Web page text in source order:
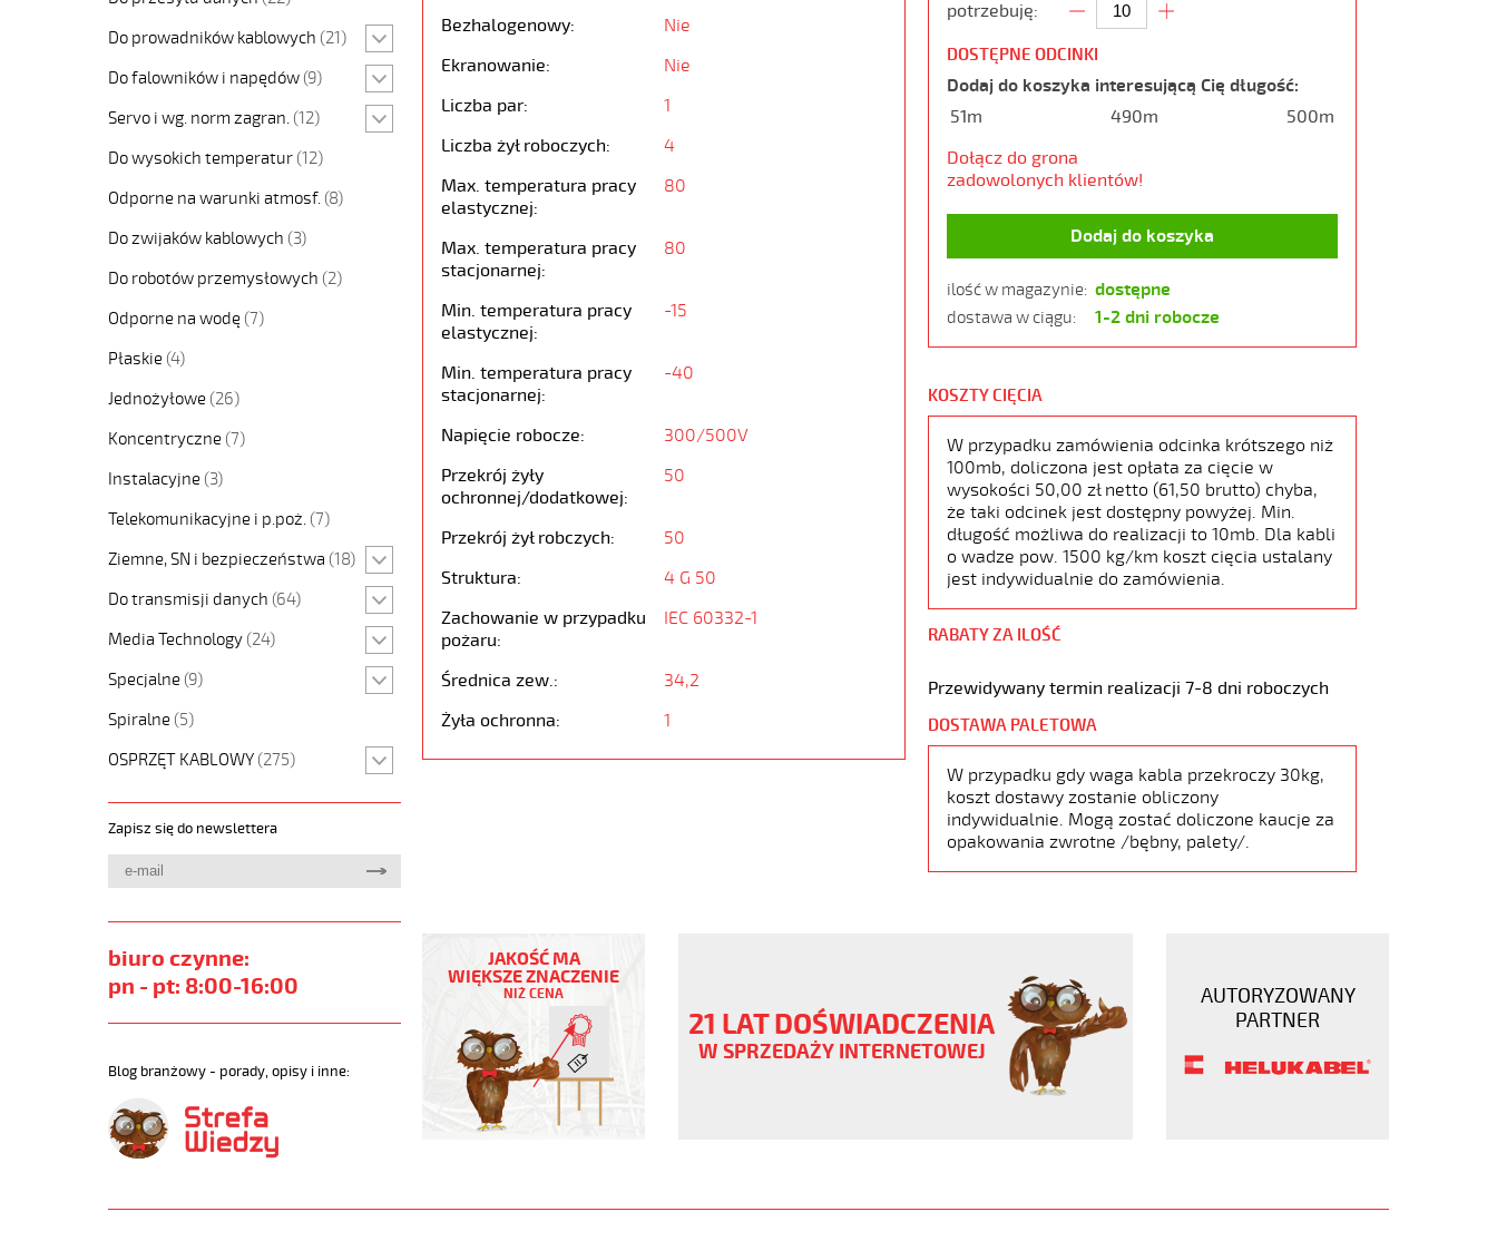
Do prowadników kablowych (21)
Do falowników i napędów (9)
Servo i wg. norm zagran. (12)
Do wysokich temperatur (12)
Odporne na warunki atmosf. (8)
Do zwijaków kablowych (3)
Do robotów przemysłowych (2)
Odporne na wodę (7)
Płaskie (4)
Jednożyłowe (26)
Koncentryczne (7)
Instalacyjne (3)
Telekomunikacyjne i p.poż. (7)
Ziemne, SN i bezpieczeństwa (18)
Do transmisji danych (64)
Media Technology (24)
Specjalne (9)
Spiralne (5)
OSPRZĘT KABLOWY (275)
Zapisz się do newslettera
biuro czynne:
pn - pt: 8:00-16:00
Blog branżowy - porady, opisy i inne:
Bezhalogenowy:
Nie
Ekranowanie:
Nie
Liczba par:
1
Liczba żył roboczych:
4
Max. temperatura pracy
elastycznej:
80
Max. temperatura pracy
stacjonarnej:
80
Min. temperatura pracy
elastycznej:
-15
Min. temperatura pracy
stacjonarnej:
-40
Napięcie robocze:
300/500V
Przekrój żyły
ochronnej/dodatkowej:
50
Przekrój żył robczych:
50
Struktura:
4 G 50
Zachowanie w przypadku
pożaru:
IEC 60332-1
Średnica zew.:
34,2
Żyła ochronna:
1
potrzebuję:
DOSTĘPNE ODCINKI
Dodaj do koszyka interesującą Cię długość:
51m
490m
500m
Dołącz do grona
zadowolonych klientów!
Dodaj do koszyka
ilość w magazynie: dostępne
dostawa w ciągu: 1-2 dni robocze
KOSZTY CIĘCIA
W przypadku zamówienia odcinka krótszego niż
100mb, doliczona jest opłata za cięcie w
wysokości 50,00 zł netto (61,50 brutto) chyba,
że taki odcinek jest dostępny powyżej. Min.
długość możliwa do realizacji to 10mb. Dla kabli
o wadze pow. 1500 kg/km koszt cięcia ustalany
jest indywidualnie do zamówienia.
RABATY ZA ILOŚĆ
Przewidywany termin realizacji 7-8 dni roboczych
DOSTAWA PALETOWA
W przypadku gdy waga kabla przekroczy 30kg,
koszt dostawy zostanie obliczony
indywidualnie. Mogą zostać doliczone kaucje za
opakowania zwrotne /bębny, palety/.
4G50
Kabel
300/500V
czarne
numerowane
https://www.static.helukabel-
https://www.helukabel-
JAKOŚĆ MA
WIĘKSZE ZNACZENIE
NIŻ CENA
21 LAT DOŚWIADCZENIA
W SPRZEDAŻY INTERNETOWEJ
AUTORYZOWANY
PARTNER